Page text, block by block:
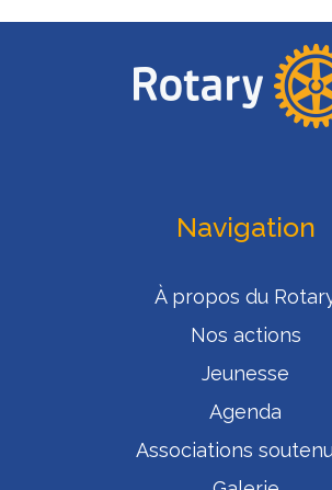
Navigation
À propos du
Nos actions
Jeunesse
Agenda
Associations